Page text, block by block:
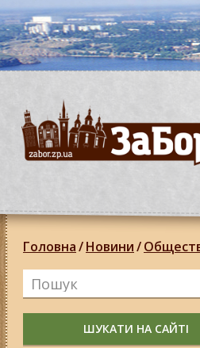
Головна/Новини/
ШУКАТИ НА САЙТІ